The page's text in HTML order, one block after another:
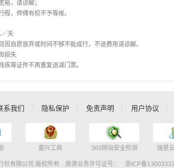
，请谅解；
，师傅有权不予等候。
／天
目因自愿放弃或时间不够不能成行，不退费用请谅解。
损失
等证件不再重复退减门票。
系我们 隐私保护 免责声明 用户协议
嘉兴工商 360网站安全检测 瑞星
社有限公司 版权所有 旅游业务许可证号： 浙ICP备